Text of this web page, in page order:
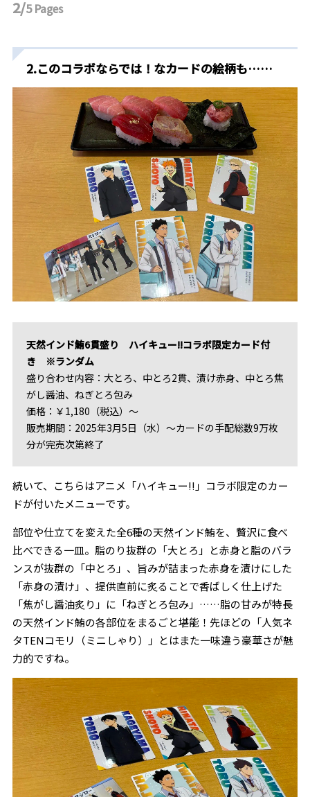
2/5Pages
2.このコラボならでは！なカードの絵柄も……
天然インド鮪6貫盛り ハイキュー!!コラボ限定カード付
き ※ランダム
盛り合わせ内容：大とろ、中とろ2貫、漬け赤身、中とろ焦
がし醤油、ねぎとろ包み
価格：￥1,180（税込）～
販売期間：2025年3月5日（水）～カードの手配総数9万枚
分が完売次第終了
続いて、こちらはアニメ「ハイキュー!!」コラボ限定のカー
ドが付いたメニューです。
部位や仕立てを変えた全6種の天然インド鮪を、贅沢に食べ
比べできる一皿。脂のり抜群の「大とろ」と赤身と脂のバラ
ンスが抜群の「中とろ」、旨みが詰まった赤身を漬けにした
「赤身の漬け」、提供直前に炙ることで香ばしく仕上げた
「焦がし醤油炙り」に「ねぎとろ包み」……脂の甘みが特長
の天然インド鮪の各部位をまるごと堪能！先ほどの「人気ネ
タTENコモリ（ミニしゃり）」とはまた一味違う豪華さが魅
力的ですね。